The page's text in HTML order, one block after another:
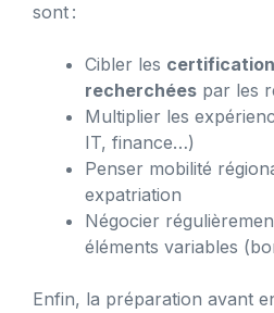
sont :
Cibler les
recherchées par les
Multiplier les
IT, finance…)
Penser mobilité
expatriation
Négocier
éléments variables
Enfin, la préparation avant